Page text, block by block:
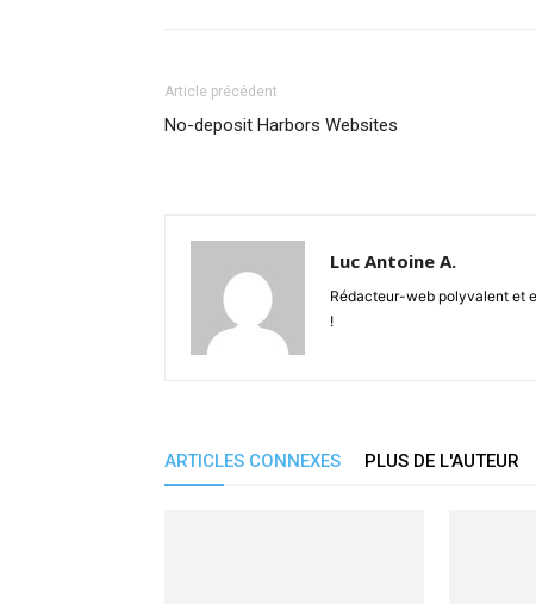
Article précédent
No-deposit Harbors Websites
Luc Antoine A.
Rédacteur-web polyvalent et
!
ARTICLES CONNEXES PLUS DE L'AUTEUR